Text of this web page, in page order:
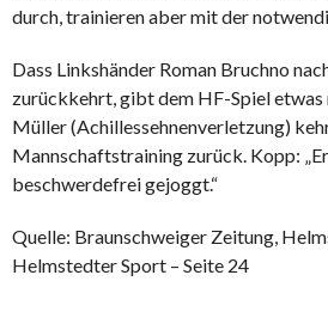
durch, trainieren aber mit der
Dass Linkshänder Roman Bruchno
zurückkehrt, gibt dem HF-Spiel
Müller (Achillessehnenverletzung)
Mannschaftstraining zurück. Kopp:
beschwerdefrei gejoggt.“
Quelle: Braunschweiger Zeitung,
Helmstedter Sport – Seite 24